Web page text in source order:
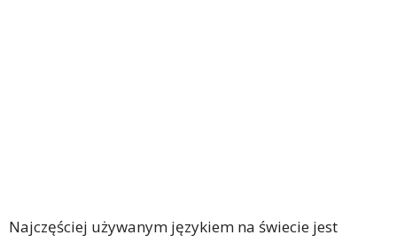
Najczęściej używanym językiem na świecie jest